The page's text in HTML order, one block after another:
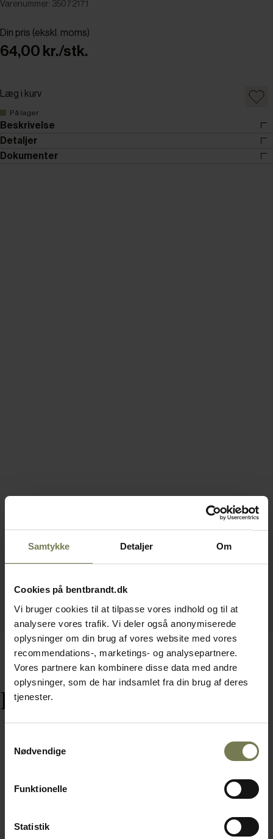
Samtykke Detaljer Om
Cookies på bentbrandt.dk
Vi bruger cookies til at tilpasse vores indhold og til at
analysere vores trafik. Vi deler også anonymiserede
oplysninger om din brug af vores website med vores
recommendations-, marketings- og analysepartnere.
Vores partnere kan kombinere disse data med andre
oplysninger, som de har indsamlet fra din brug af deres
tjenester.
Nødvendige
Funktionelle
Statistik
Varenummer: 35072171
Din pris (ekskl. moms)
64,00 kr./stk.
Læg i kurv
På lager
Beskrivelse
Detaljer
Dokumenter
Relaterede varer